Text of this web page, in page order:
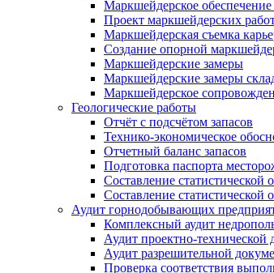
Маркшейдерское
Проект маркшейдерских
Маркшейдерская съемка
Создание опорной
Маркшейдерские замеры
Маркшейдерские замеры
Маркшейдерское
Геологические работы
Отчёт с подсчётом запасов
Технико-экономическое
Отчетный баланс запасов
Подготовка паспорта
Составление
Составление
Аудит горнодобывающих
Комплексный аудит
Аудит проектно-технической
Аудит разрешительной
Проверка соответствия